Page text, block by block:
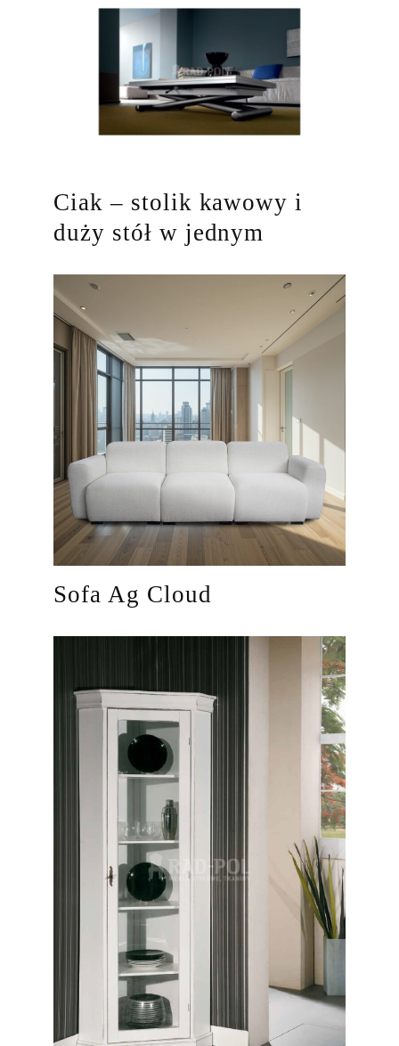
Ciak – stolik kawowy i
duży stół w jednym
Sofa Ag Cloud